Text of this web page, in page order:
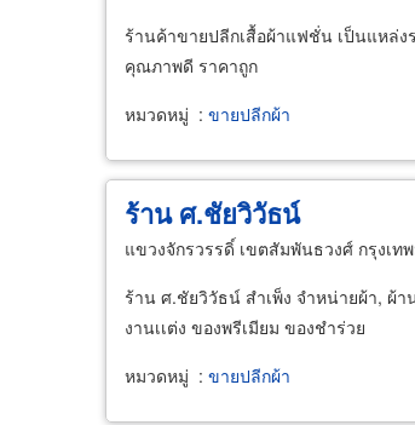
ร้านค้าขายปลีกเสื้อผ้าแฟชั่น เป็นแหล่
คุณภาพดี ราคาถูก
หมวดหมู่ : ขายปลีกผ้า
ร้าน ศ.ชัยวิวัธน์
แขวงจักรวรรดิ์ เขตสัมพันธวงศ์ กรุงเท
ร้าน ศ.ชัยวิวัธน์ สำเพ็ง จำหน่ายผ้า, ผ้
งานเเต่ง ของพรีเมียม ของชำร่วย
หมวดหมู่ : ขายปลีกผ้า